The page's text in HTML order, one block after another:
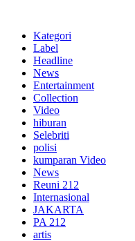
Kategori
Label
Headline
News
Entertainment
Collection
Video
hiburan
Selebriti
polisi
kumparan Video
News
Reuni 212
Internasional
JAKARTA
PA 212
artis